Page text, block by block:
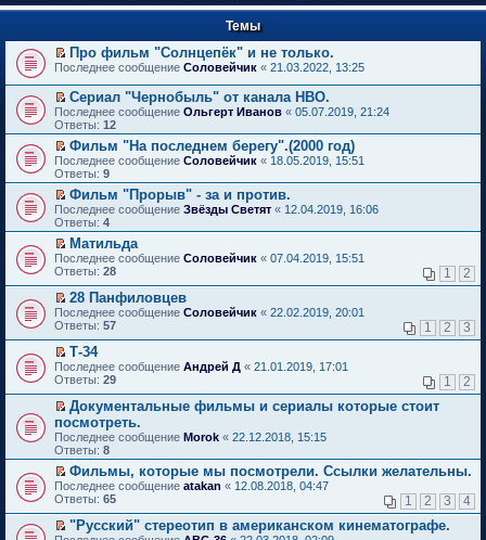
п
в
о
м
у
н
е
п
р
о
ч
и
т
а
н
н
о
м
у
с
о
о
б
е
н
и
ю
е
т
и
к
е
р
в
о
м
у
н
е
п
р
о
ч
и
т
а
н
н
о
м
у
с
о
о
щ
е
н
и
ю
Темы
П
р
е
й
т
и
п
е
р
в
о
м
у
н
е
п
р
о
ч
и
т
а
н
о
м
у
с
о
о
щ
е
н
Про фильм "Солнцепёк" и не только.
Последнее сообщение Соловейчик « 21.03.2022, 13:25
П
е
р
е
й
т
и
к
п
е
р
в
о
м
у
н
е
п
р
ч
и
т
а
н
н
о
м
у
с
о
о
б
щ
Сериал "Чернобыль" от канала HBO.
Последнее сообщение Ольгерт Иванов « 05.07.2019, 21:24
Ответы: 12
П
е
р
е
й
т
и
к
п
е
р
в
о
м
у
н
е
п
р
о
ч
и
т
а
н
н
о
у
Фильм "На последнем берегу".(2000 год)
Последнее сообщение Соловейчик « 18.05.2019, 15:51
Ответы: 9
П
е
р
е
й
т
и
к
п
е
в
о
м
у
н
е
п
р
о
ч
и
т
а
н
Фильм "Прорыв" - за и против.
Последнее сообщение Звёзды Светят « 12.04.2019, 16:06
Ответы: 4
П
е
е
й
т
и
к
е
р
в
о
м
у
н
е
п
р
о
ч
Матильда
Последнее сообщение Соловейчик « 07.04.2019, 15:51
Ответы: 28 1 2
П
е
е
т
и
к
п
е
р
в
о
м
у
н
е
28 Панфиловцев
Последнее сообщение Соловейчик « 22.02.2019, 20:01
Ответы: 57 1 2 3
П
е
е
й
т
и
к
п
р
в
о
Т-34
Последнее сообщение Андрей Д « 21.01.2019, 17:01
Ответы: 29 1 2
П
е
р
е
й
т
и
п
Документальные фильмы и сериалы которые стоит
посмотреть.
Последнее сообщение Morok « 22.12.2018, 15:15
Ответы: 8
П
е
е
Фильмы, которые мы посмотрели. Ссылки желательны.
Последнее сообщение atakan « 12.08.2018, 04:47
Ответы: 65 1 2 3 4
П
"Русский" стереотип в американском кинематографе.